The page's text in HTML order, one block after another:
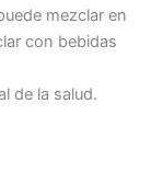
mezclar en
con bebidas
de la salud.